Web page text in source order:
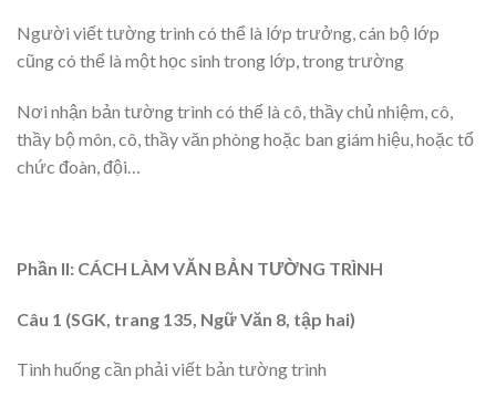
Người viết tường trình có thể là lớp trưởng, cán bộ lớp
cũng có thể là một học sinh trong lớp, trong trường
Nơi nhận bản tường trình có thể là cô, thầy chủ nhiệm, cô,
thầy bộ môn, cô, thầy văn phòng hoặc ban giám hiệu, hoặc tổ
chức đoàn, đội…
Phần II: CÁCH LÀM VĂN BẢN TƯỜNG TRÌNH
Câu 1 (SGK, trang 135, Ngữ Văn 8, tập hai)
Tình huống cần phải viết bản tường trình